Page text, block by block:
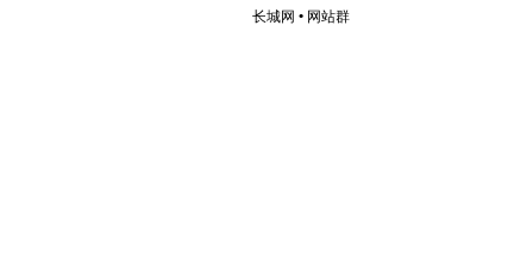
长城网 • 网站群